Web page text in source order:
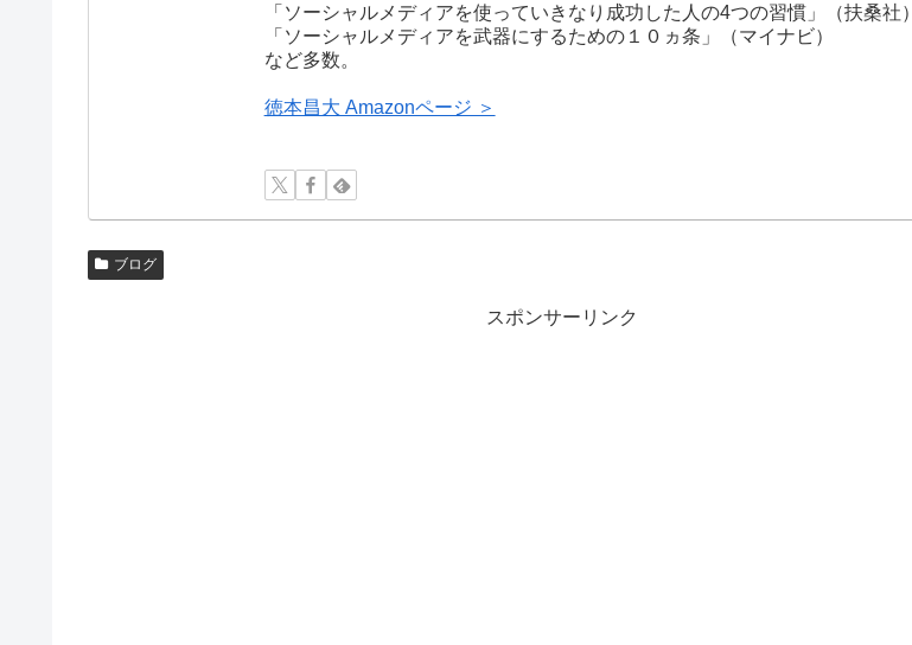
「ソーシャルメディアを使っていきなり成功した人の4つの習慣」（扶桑社）
「ソーシャルメディアを武器にするための１０ヵ条」（マイナビ）
など多数。
徳本昌大 Amazonページ ＞
ブログ
スポンサーリンク